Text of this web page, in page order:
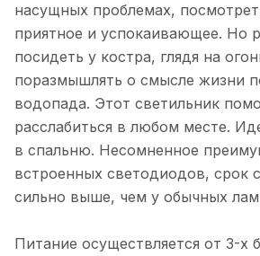
насущных проблемах,
приятное и успокаивающее. Но
посидеть у костра, глядя на
поразмышлять о смысле жизни
водопада. Этот светильник
расслабиться в любом месте.
в спальню. Несомненное
встроенных светодиодов, срок
сильно выше, чем у обычных
Питание осуществляется от 3-х